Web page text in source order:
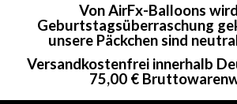
Von AirFx-Balloons
Geburtstagsüberraschung
unsere Päckchen sind
Versandkostenfrei innerhalb
75,00 €